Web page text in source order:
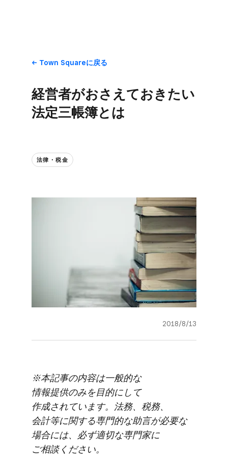
Town Squareに​戻る
経営者が​おさえて​おきたい​
法定三帳簿とは​
法律・税金
2018/8/13
※本記事の​内容は​一般的な​
情報提供のみを​目的に​して​
作成されています。​法務、​税務、​
会計等に​関する​専門的な​助言が​必要な​
場合には、​必ず​適切な​専門家に​
ご相談ください。